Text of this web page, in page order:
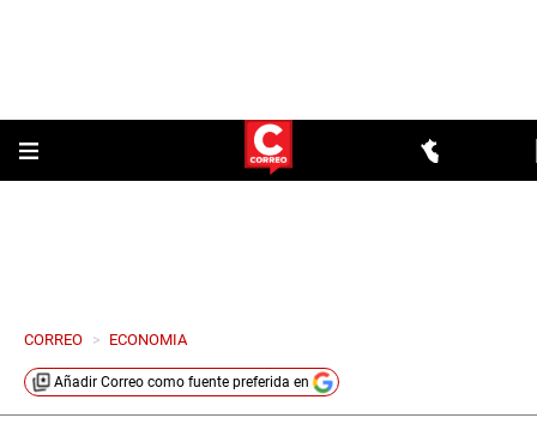
CORREO > ECONOMIA
Añadir Correo como fuente preferida en